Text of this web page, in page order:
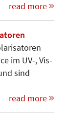
read more
im UV-, Vis-
sind
read more